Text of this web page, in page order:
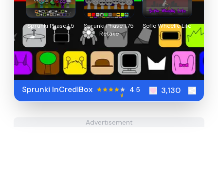
Sprunki Phase 1.5
Sprunki Phase 1.75
Retake
Soflo Wheelie Life
Sprunki InCrediBox 4.5 3,130
Advertisement